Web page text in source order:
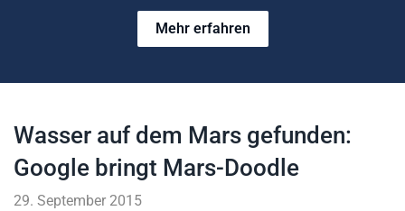
Mehr erfahren
Wasser auf dem Mars gefunden:
Google bringt Mars-Doodle
29. September 2015